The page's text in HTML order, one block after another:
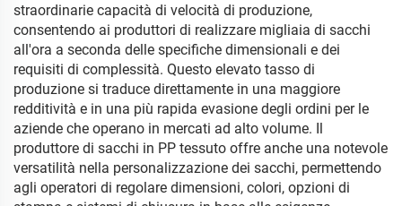
straordinarie capacità di velocità di produzione,
consentendo ai produttori di realizzare migliaia di sacchi
all'ora a seconda delle specifiche dimensionali e dei
requisiti di complessità. Questo elevato tasso di
produzione si traduce direttamente in una maggiore
redditività e in una più rapida evasione degli ordini per le
aziende che operano in mercati ad alto volume. Il
produttore di sacchi in PP tessuto offre anche una notevole
versatilità nella personalizzazione dei sacchi, permettendo
agli operatori di regolare dimensioni, colori, opzioni di